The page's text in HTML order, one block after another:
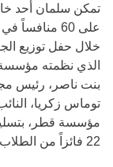
تمكن سلمان أحد
على 60
خلال حفل توزيع
الذي نظمته
بنت ناصر، رئيس
توماس زكريا،
مؤسسة قطر،
22 فائزاً من الطلاب والباحثين المحليين والدوليين.